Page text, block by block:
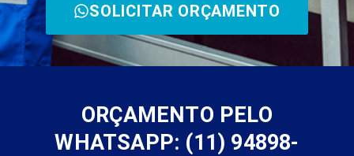
SOLICITAR ORÇAMENTO
ORÇAMENTO PELO
WHATSAPP: (11) 94898-